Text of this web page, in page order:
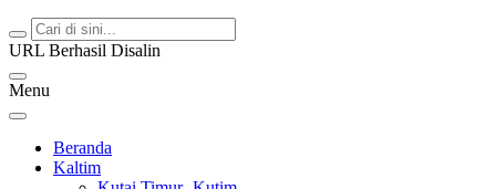
URL Berhasil Disalin
Menu
Beranda
Kaltim